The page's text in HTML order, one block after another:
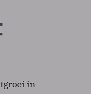
in